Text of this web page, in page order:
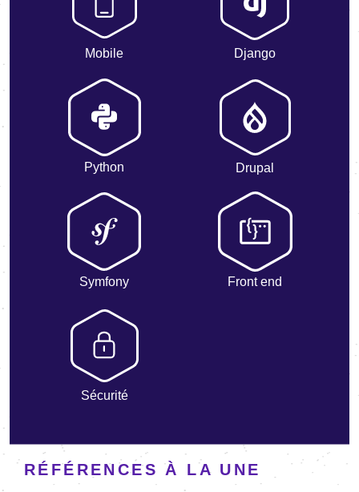
Mobile Django
Python Drupal
Symfony Front end
Sécurité
RÉFÉRENCES À LA UNE